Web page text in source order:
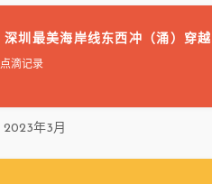
深圳最美海岸线东西冲（涌）穿越
点滴记录
2023年3月